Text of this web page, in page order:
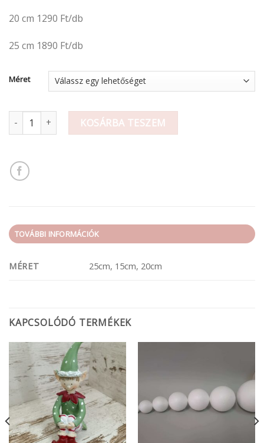
20 cm 1290 Ft/db
25 cm 1890 Ft/db
Méret
Vessző alap mennyiségKOSÁRBA TESZEM
TOVÁBBI INFORMÁCIÓK
MÉRET 25cm, 15cm, 20cm
KAPCSOLÓDÓ TERMÉKEK